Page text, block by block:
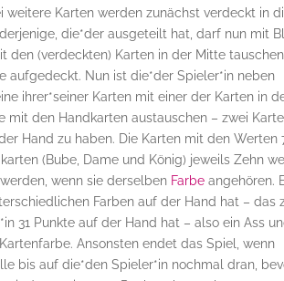
Karten werden zunächst verdeckt in
die*der ausgeteilt hat, darf nun mit
den (verdeckten) Karten in der Mitte tauschen
aufgedeckt. Nun ist die*der Spieler*in neben
ihrer*seiner Karten mit einer der Karten in
den Handkarten austauschen – zwei
Hand zu haben. Die Karten mit den Werten
(Bube, Dame und König) jeweils Zehn
wenn sie derselben Farbe angehören.
Farben auf der Hand hat – das
31 Punkte auf der Hand hat – also ein Ass
Ansonsten endet das Spiel, wenn
bis auf die*den Spieler*in nochmal dran,